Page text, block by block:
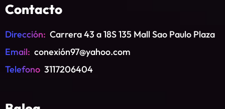
Contacto
Dirección: Carrera 43 a 18S 135 Mall Sao Paulo Plaza
Email: conexión97@yahoo.com
Telefono 3117206404